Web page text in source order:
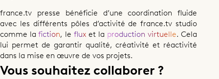
france.tv presse bénéficie d’une coordination fluide
avec les différents pôles d’activité de france.tv studio
comme lafiction, le flux et la production virtuelle. Cela
lui permet de garantir qualité, créativité et réactivité
dans la mise en œuvre de vos projets.
Vous souhaitez collaborer ?